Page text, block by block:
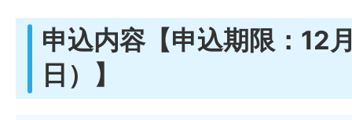
申込内容【申込期限：12
日）】